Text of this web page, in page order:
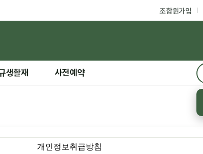
조합원가입
생활재 사전예약